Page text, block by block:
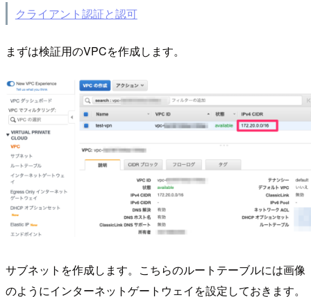
クライアント認証と認可
まずは検証用のVPCを作成します。
サブネットを作成します。こちらのルートテーブルには画像
のようにインターネットゲートウェイを設定しておきます。